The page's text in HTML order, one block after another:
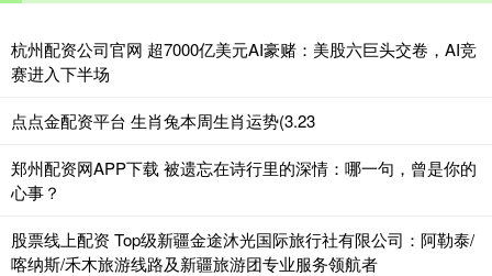
杭州配资公司官网 超7000亿美元AI豪赌：美股六巨头交卷，AI竞
赛进入下半场
点点金配资平台 生肖兔本周生肖运势(3.23
郑州配资网APP下载 被遗忘在诗行里的深情：哪一句，曾是你的
心事？
股票线上配资 Top级新疆金途沐光国际旅行社有限公司：阿勒泰/
喀纳斯/禾木旅游线路及新疆旅游团专业服务领航者